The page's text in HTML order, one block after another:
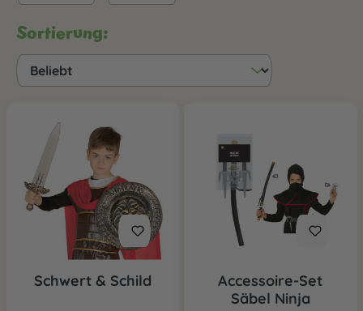
Sortierung:
Schwert & Schild
Accessoire-Set
Säbel Ninja